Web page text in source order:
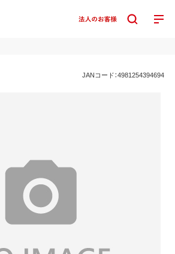
JANコード：4981254394694